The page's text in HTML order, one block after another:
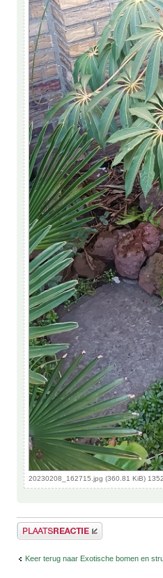
20230208_162715.jpg (360.81 KiB)
Plaats een reactie
Keer terug naar Exotische bomen en